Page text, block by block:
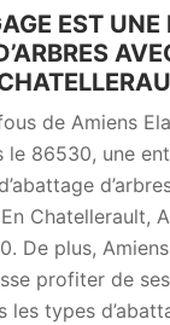
EST UNE
de Amiens
le 86530, une
Chatellerault,
De plus,
profiter de
types